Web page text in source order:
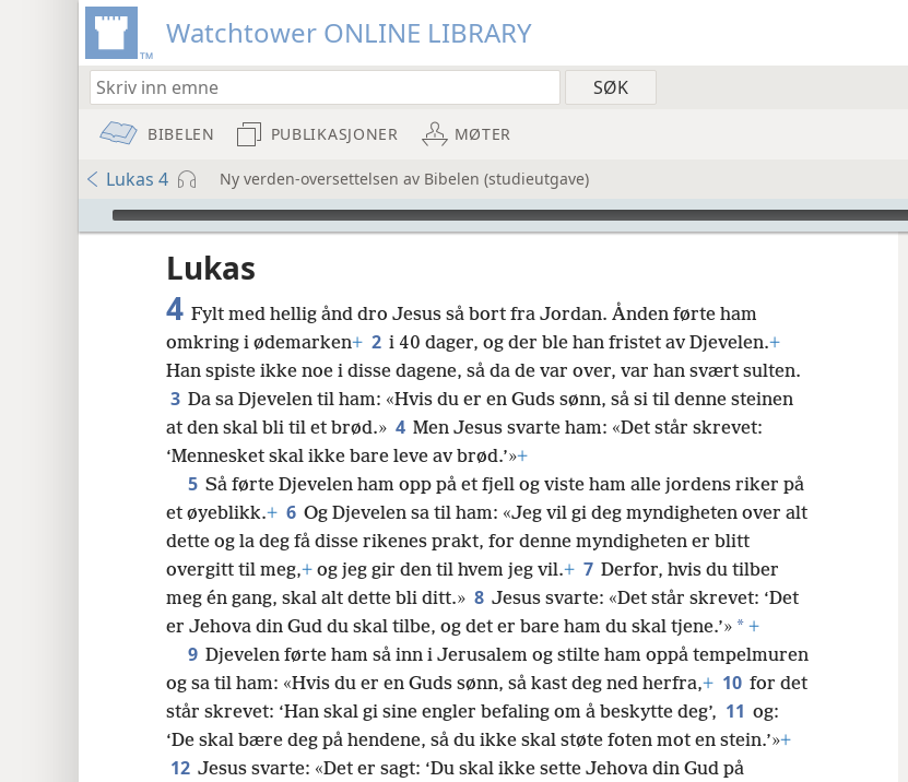
Watchtower ONLINE LIBRARY
BIBELEN PUBLIKASJONER MØTER
Lukas 4 Ny verden-oversettelsen av Bibelen (studieutgave)
Audio Player
Lukas
4 Fylt med hellig ånd dro Jesus så bort fra Jordan. Ånden førte ham
omkring i ødemarken+ 2 i 40 dager, og der ble han fristet av Djevelen.+
Han spiste ikke noe i disse dagene, så da de var over, var han svært sulten.
3 Da sa Djevelen til ham: «Hvis du er en Guds sønn, så si til denne steinen
at den skal bli til et brød.» 4 Men Jesus svarte ham: «Det står skrevet:
‘Mennesket skal ikke bare leve av brød.’»+
5 Så førte Djevelen ham opp på et fjell og viste ham alle jordens riker på
et øyeblikk.+ 6 Og Djevelen sa til ham: «Jeg vil gi deg myndigheten over alt
dette og la deg få disse rikenes prakt, for denne myndigheten er blitt
overgitt til meg,+ og jeg gir den til hvem jeg vil.+ 7 Derfor, hvis du tilber
meg én gang, skal alt dette bli ditt.» 8 Jesus svarte: «Det står skrevet: ‘Det
er Jehova din Gud du skal tilbe, og det er bare ham du skal tjene.’» * +
9 Djevelen førte ham så inn i Jerusalem og stilte ham oppå tempelmuren
og sa til ham: «Hvis du er en Guds sønn, så kast deg ned herfra,+ 10 for det
står skrevet: ‘Han skal gi sine engler befaling om å beskytte deg’, 11 og:
‘De skal bære deg på hendene, så du ikke skal støte foten mot en stein.’»+
12 Jesus svarte: «Det er sagt: ‘Du skal ikke sette Jehova din Gud på